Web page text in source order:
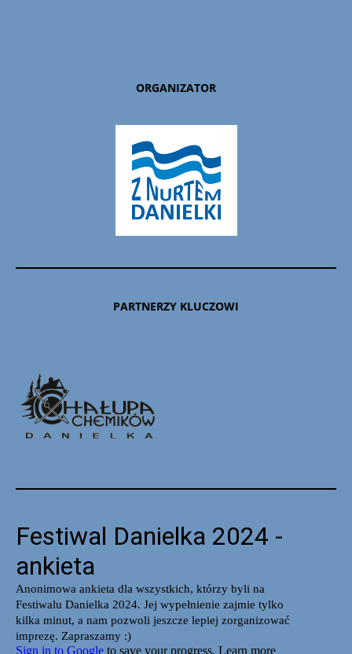
ORGANIZATOR
PARTNERZY KLUCZOWI